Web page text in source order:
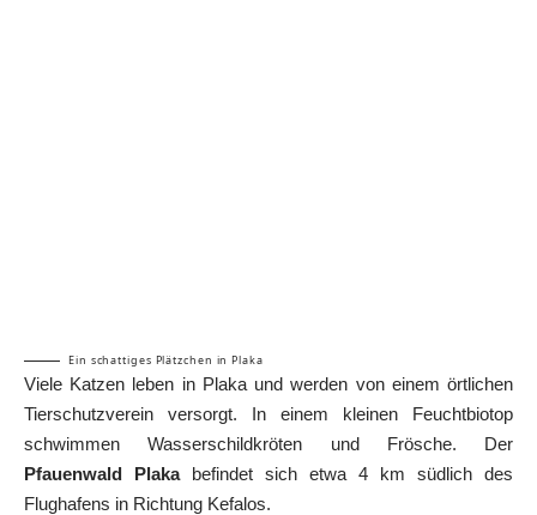
Ein schattiges Plätzchen in Plaka
Viele Katzen leben in Plaka und werden von einem örtlichen
Tierschutzverein versorgt. In einem kleinen Feuchtbiotop
schwimmen Wasserschildkröten und Frösche. Der
Pfauenwald Plakabefindet sich etwa 4 km südlich des
Flughafens in Richtung Kefalos.